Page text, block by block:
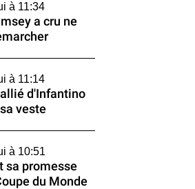
à 11:34
a cru ne
à 11:14
d'Infantino
veste
à 10:51
sa promesse
du Monde